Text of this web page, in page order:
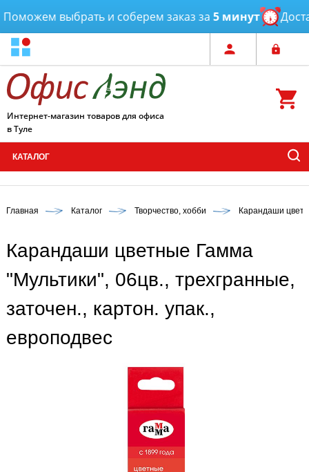
выбрать и соберем заказ за 5 минут
Интернет-магазин товаров для офиса
в Туле
КАТАЛОГ
Главная Каталог Творчество, хобби Карандаши
Карандаши цветные Гамма
"Мультики", 06цв., трехгранные,
заточен., картон. упак.,
европодвес